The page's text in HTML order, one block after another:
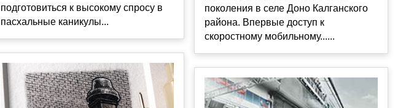
подготовиться к высокому спросу в
пасхальные каникулы...
поколения в селе Доно Калганского
района. Впервые доступ к
скоростному мобильному......